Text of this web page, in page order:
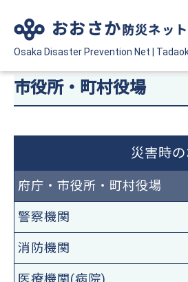
おおさか 防災ネット
Osaka Disaster Prevention Net
市役所・町村役場
災害時
府庁・市役所・町村役場
警察機関
消防機関
医療機関(病院)